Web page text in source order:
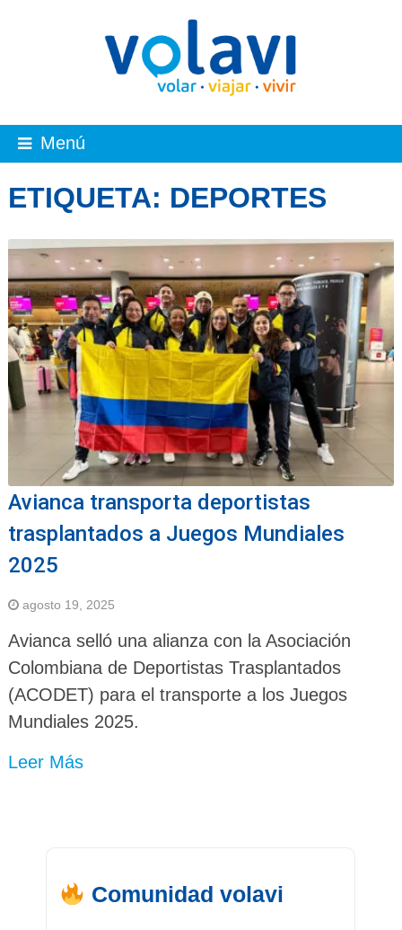
Menú
ETIQUETA: DEPORTES
Avianca transporta deportistas
trasplantados a Juegos Mundiales
2025
agosto 19, 2025
Avianca selló una alianza con la Asociación
Colombiana de Deportistas Trasplantados
(ACODET) para el transporte a los Juegos
Mundiales 2025.
Leer Más
Comunidad volavi